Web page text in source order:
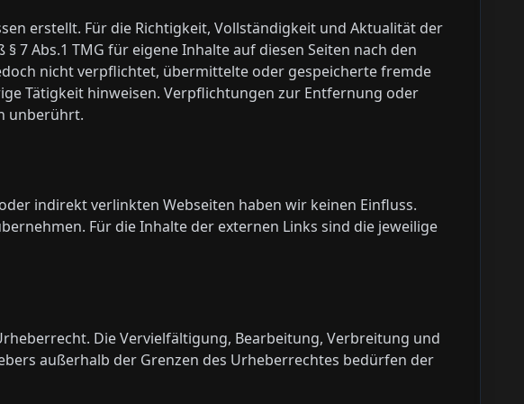
erstellt. Für die Richtigkeit, Vollständigkeit und Aktualität der
7 Abs.1 TMG für eigene Inhalte auf diesen Seiten nach den
nicht verpflichtet, übermittelte oder gespeicherte fremde
Tätigkeit hinweisen. Verpflichtungen zur Entfernung oder
unberührt.
indirekt verlinkten Webseiten haben wir keinen Einfluss.
Für die Inhalte der externen Links sind die jeweilige
Die Vervielfältigung, Bearbeitung, Verbreitung und
außerhalb der Grenzen des Urheberrechtes bedürfen der